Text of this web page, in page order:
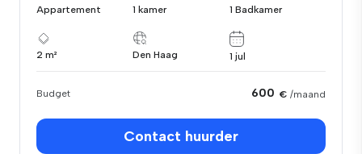
Appartement 1 kamer 1 Badkamer
2 m² Den Haag 1 jul
Budget 600 € /maand
Contact huurder